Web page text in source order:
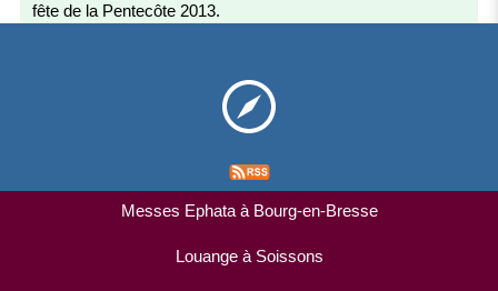
fête de la Pentecôte 2013.
Messes Ephata à Bourg-en-Bresse
Louange à Soissons